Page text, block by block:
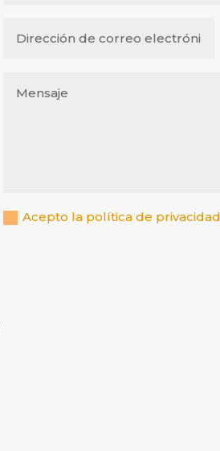
Acepto la política de privacidad